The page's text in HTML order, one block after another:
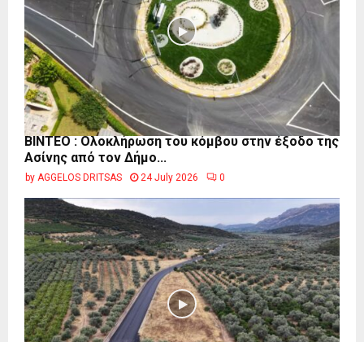
ΒΙΝΤΕΟ : Ολοκλήρωση του κόμβου στην έξοδο της
Ασίνης από τον Δήμο...
by AGGELOS DRITSAS 24 July 2026 0